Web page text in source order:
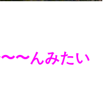
〜んみたい